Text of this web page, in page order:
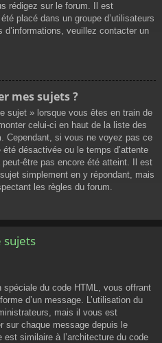
rédigez sur le forum. Il est
placé dans un groupe d’utilisateurs
veuillez contacter un
mes sujets ?
sujet » lorsque vous êtes en train de
celui-ci en haut de la liste des
Cependant, si vous ne voyez pas ce
désactivée ou le temps d’attente
peut-être pas encore été atteint. Il est
simplement en y répondant, mais
les règles du forum.
sujets
spéciale du code HTML, vous offrant
d’un message. L’utilisation du
mais il vous est
sur chaque message depuis le
similaire à l’architecture du code